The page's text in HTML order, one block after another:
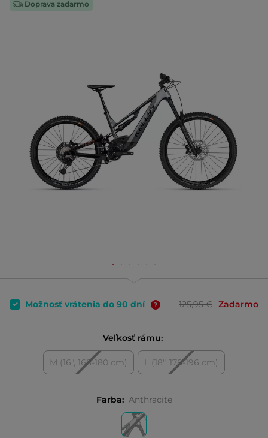
Doprava zadarmo
Možnosť vrátenia do 90 dní 125,95 € Zadarmo
Veľkosť rámu:
M (16", 168-180 cm) L (18", 178-196 cm)
Farba: Anthracite